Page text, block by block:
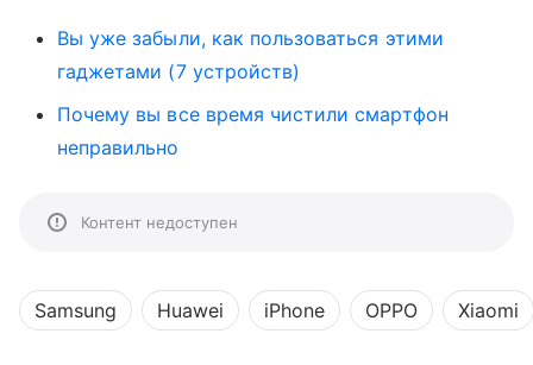
Вы уже забыли, как пользоваться этими
гаджетами (7 устройств)
Почему вы все время чистили смартфон
неправильно
Контент недоступен
Samsung Huawei iPhone OPPO Xiaomi